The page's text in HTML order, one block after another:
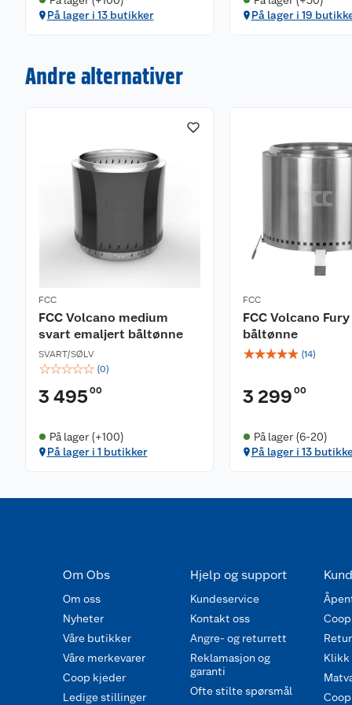
På lager i 13 butikker
På lager i 19
Andre alternativer
FCC
FCC Volcano medium
svart emaljert båltønne
SVART/SØLV
☆☆☆☆☆ (0)
3 495 00
På lager (+100)
På lager i 1 butikker
FCC
FCC Volcano
båltønne
☆☆☆☆☆ (14)
3 299 00
På lager (6-20)
På lager i 13
Om Obs
Om oss
Nyheter
Våre butikker
Våre merkevarer
Coop kjeder
Ledige stillinger
Hjelp og support
Kundeservice
Kontakt oss
Angre- og returrett
Reklamasjon og
garanti
Ofte stilte spørsmål
Klikk